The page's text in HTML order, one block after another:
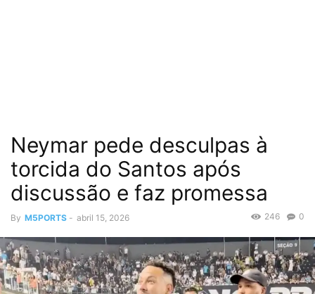
Neymar pede desculpas à
torcida do Santos após
discussão e faz promessa
By M5PORTS - abril 15, 2026 0
246